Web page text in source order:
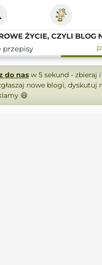
przepisy
do nasw 5 sekund - zbieraj
nowe blogi, dyskutuj
😄